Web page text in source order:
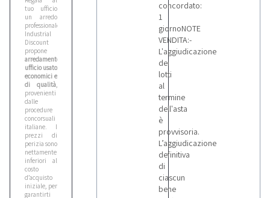
tuo ufficio
un arredo
professionale!
Industrial
Discount
propone
arredamento
ufficio usato
economici e
di qualità,
provenienti
dalle
procedure
concorsuali
italiane. I
prezzi di
perizia sono
nettamente
inferiori al
costo
d’acquisto
iniziale, per
garantirti
concordato:
1
giornoNOTE
VENDITA:-
L'aggiudicazione
dei
lotti
al
termine
dell'asta
è
provvisoria.
L’aggiudicazione
definitiva
di
ciascun
bene